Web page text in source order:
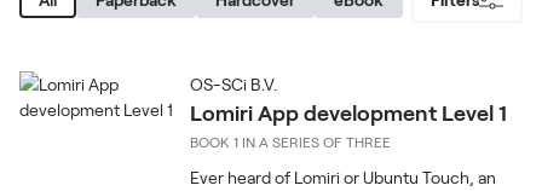
OS-SCi B.V.
Lomiri App development Level 1
BOOK 1 IN A SERIES OF THREE
Ever heard of Lomiri or Ubuntu Touch, an